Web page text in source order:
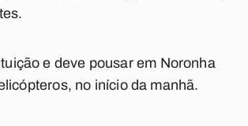
e deve pousar em Noronha
no início da manhã.